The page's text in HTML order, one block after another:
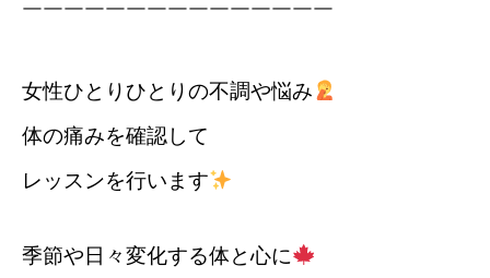
￣￣￣￣￣￣￣￣￣￣￣￣￣￣￣
女性ひとりひとりの不調や悩み
体の痛みを確認して
レッスンを行います
季節や日々変化する体と心に